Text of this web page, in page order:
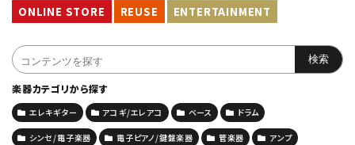
ONLINE STORE REUSE ENTERTAINMENT
楽器カテゴリから探す
エレキギター アコギ/エレアコ ベース ドラム
シンセ/電子楽器 電子ピアノ/鍵盤楽器 管楽器 アンプ